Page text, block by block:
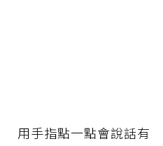
用手指點一點會說話有